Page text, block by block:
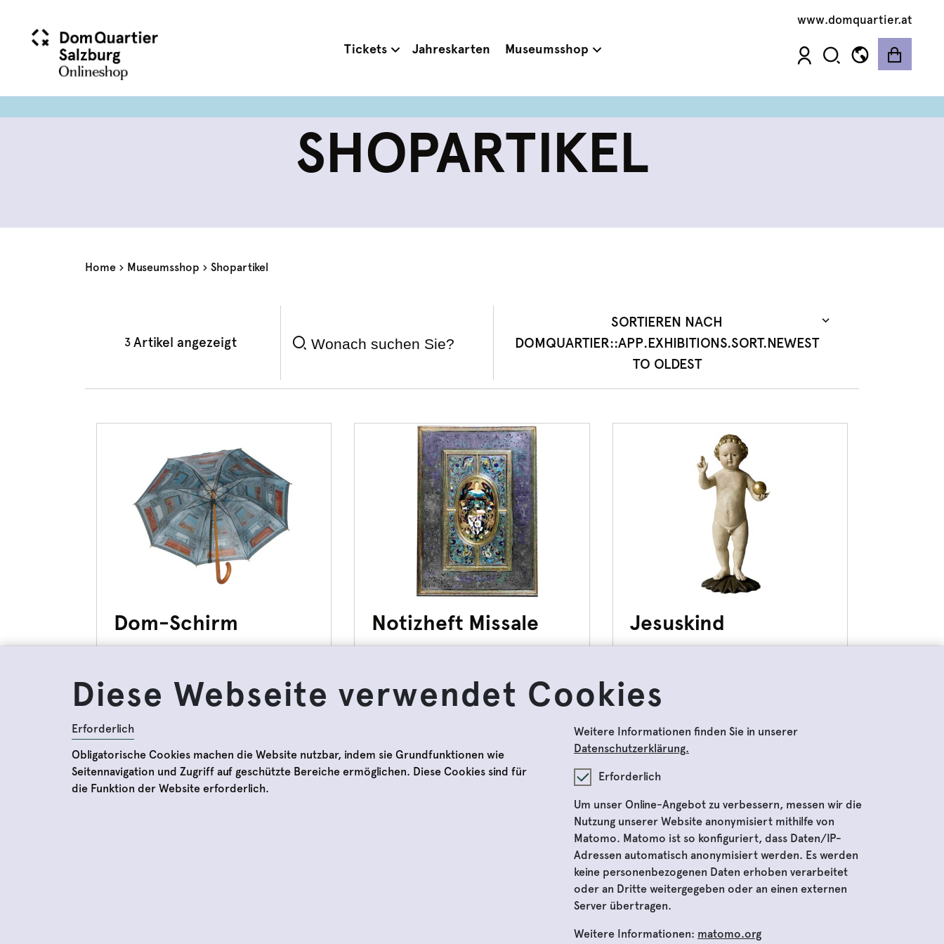
Diese Webseite verwendet Cookies
Erforderlich
Obligatorische Cookies machen die Website nutzbar, indem sie Grundfunktionen wie
Seitennavigation und Zugriff auf geschützte Bereiche ermöglichen. Diese Cookies sind für
die Funktion der Website erforderlich.
Weitere Informationen finden Sie in unserer
Datenschutzerklärung.
Erforderlich
Um unser Online-Angebot zu verbessern, messen wir die
Nutzung unserer Website anonymisiert mithilfe von
Matomo. Matomo ist so konfiguriert, dass Daten/IP-
Adressen automatisch anonymisiert werden. Es werden
keine personenbezogenen Daten erhoben verarbeitet
oder an Dritte weitergegeben oder an einen externen
Server übertragen.
Weitere Informationen: matomo.org
www.domquartier.at
Tickets Jahreskarten Museumsshop
SHOPARTIKEL
Home Museumsshop Shopartikel
3 Artikel angezeigt
SORTIEREN NACH
DOMQUARTIER::APP.EXHIBITIONS.SORT.NEWEST
TO OLDEST
Dom-Schirm
Ansehen
Notizheft Missale
Aktuell nicht auf Lager
Jesuskind
www.domquartier.at
DomQuartier © 2024 | All rights reserved
powered by amepheas